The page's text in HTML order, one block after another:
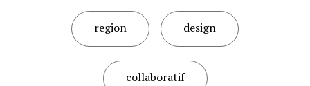
region design
collaboratif